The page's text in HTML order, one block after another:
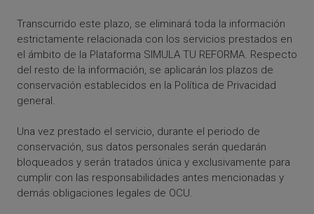
Transcurrido este plazo, se eliminará toda la información
estrictamente relacionada con los servicios prestados en
el ámbito de la Plataforma SIMULA TU REFORMA. Respecto
del resto de la información, se aplicarán los plazos de
conservación establecidos en la Política de Privacidad
general.
Una vez prestado el servicio, durante el periodo de
conservación, sus datos personales serán quedarán
bloqueados y serán tratados única y exclusivamente para
cumplir con las responsabilidades antes mencionadas y
demás obligaciones legales de OCU.